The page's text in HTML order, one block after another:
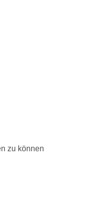
zu können